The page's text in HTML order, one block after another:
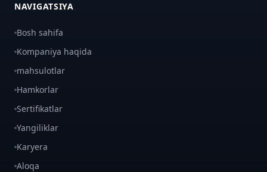
NAVIGATSIYA
Bosh sahifa
Kompaniya haqida
mahsulotlar
Hamkorlar
Sertifikatlar
Yangiliklar
Karyera
Aloqa